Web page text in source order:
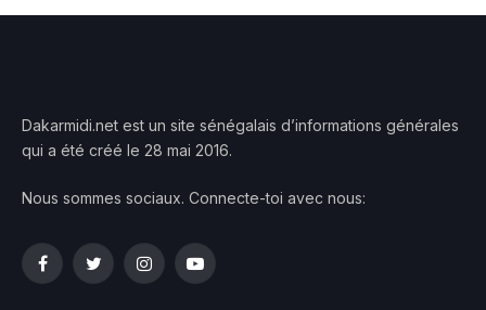
Dakarmidi.net est un site sénégalais d’informations générales
qui a été créé le 28 mai 2016.
Nous sommes sociaux. Connecte-toi avec nous:
FacebookTwitterInstagramYouTube